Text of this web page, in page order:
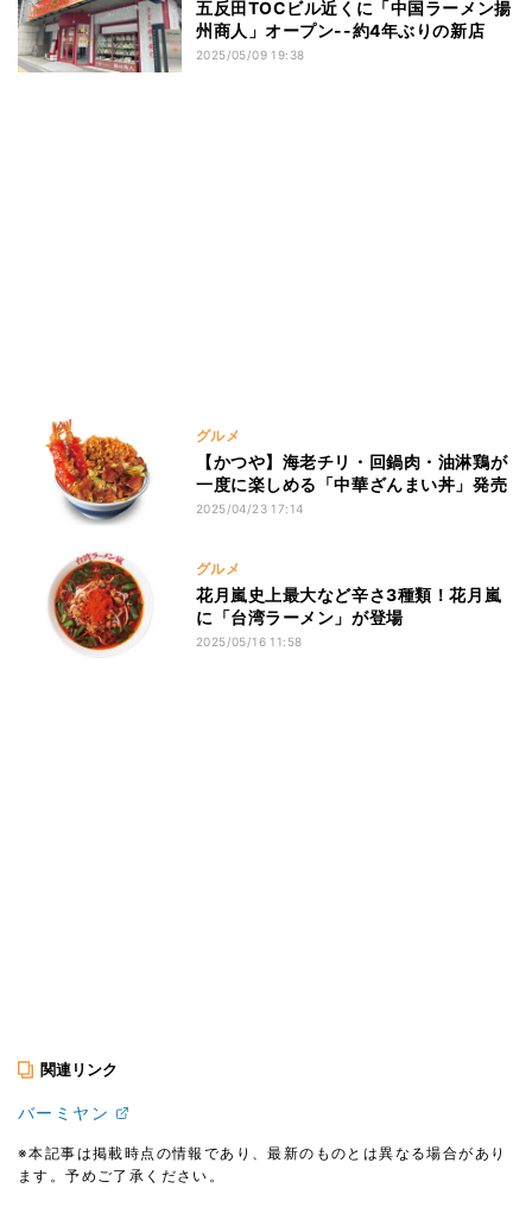
五反田TOCビル近くに「中国ラーメン揚
州商人」オープン--約4年ぶりの新店
2025/05/09 19:38
グルメ
【かつや】海老チリ・回鍋肉・油淋鶏が
一度に楽しめる「中華ざんまい丼」発売
2025/04/23 17:14
グルメ
花月嵐史上最大など辛さ3種類！花月嵐
に「台湾ラーメン」が登場
2025/05/16 11:58
関連リンク
バーミヤン
※本記事は掲載時点の情報であり、最新のものとは異なる場合があり
ます。予めご了承ください。